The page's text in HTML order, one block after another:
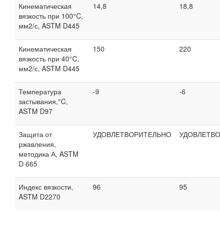
Кинематическая
вязкость при 100°C,
мм2/с, ASTM D445
14,8 18,8
Кинематическая
вязкость при 40°C,
мм2/с, ASTM D445
150 220
Температура
застывания,°C,
ASTM D97
-9 -6
Защита от
ржавления,
методика А, ASTM
D 665
УДОВЛЕТВОРИТЕЛЬНО
Индекс вязкости,
ASTM D2270
96 95